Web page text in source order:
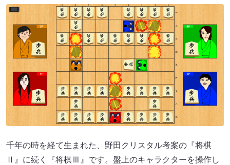
千年の時を経て生まれた、野田クリスタル考案の『将棋
Ⅱ』に続く『将棋Ⅲ』です。盤上のキャラクターを操作し